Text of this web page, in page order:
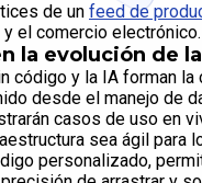
de un feed de
el comercio electrónico.
la evolución de
código y la IA forman
desde el manejo de
casos de uso en
sea ágil para
personalizado,